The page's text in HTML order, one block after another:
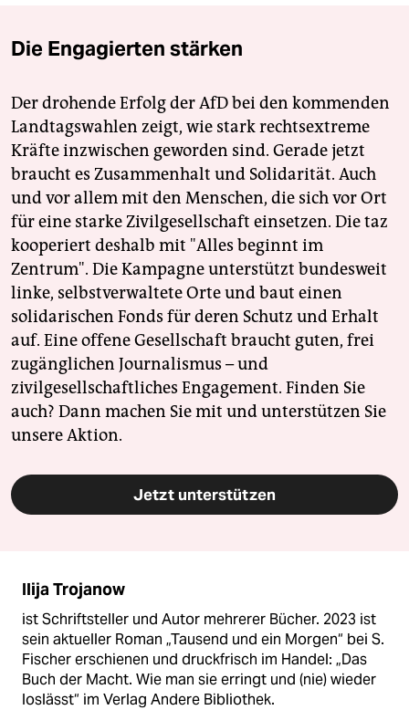
Die Engagierten stärken
Der drohende Erfolg der AfD bei den kommenden
Landtagswahlen zeigt, wie stark rechtsextreme
Kräfte inzwischen geworden sind. Gerade jetzt
braucht es Zusammenhalt und Solidarität. Auch
und vor allem mit den Menschen, die sich vor Ort
für eine starke Zivilgesellschaft einsetzen. Die taz
kooperiert deshalb mit "Alles beginnt im
Zentrum". Die Kampagne unterstützt bundesweit
linke, selbstverwaltete Orte und baut einen
solidarischen Fonds für deren Schutz und Erhalt
auf. Eine offene Gesellschaft braucht guten, frei
zugänglichen Journalismus – und
zivilgesellschaftliches Engagement. Finden Sie
auch? Dann machen Sie mit und unterstützen Sie
unsere Aktion.
Jetzt unterstützen
Ilija Trojanow
ist Schriftsteller und Autor mehrerer Bücher. 2023 ist
sein aktueller Roman „Tausend und ein Morgen“ bei S.
Fischer erschienen und druckfrisch im Handel: „Das
Buch der Macht. Wie man sie erringt und (nie) wieder
loslässt“ im Verlag Andere Bibliothek.